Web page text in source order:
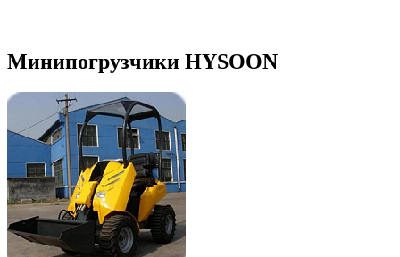
Минипогрузчики HYSOON